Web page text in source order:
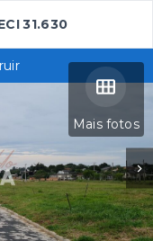
31.630
Mais fotos